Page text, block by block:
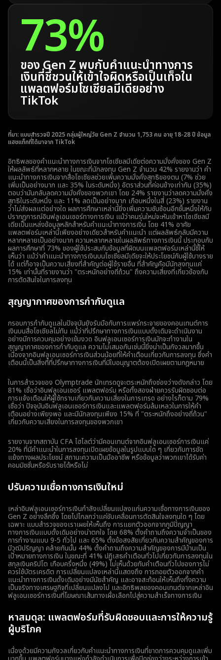
73%
ของ Gen Z พบกับคำแนะนำทางการ
เงินที่ชี้ชวนให้เข้าใจผิดหรือเป็นเท็จใน
แพลตฟอร์มโซเชียลมีเดียอย่าง
TikTok
ที่มา: แบบสำรวจปี 2025 กลุ่มผู้ใหญ่วัย Gen Z จำนวน 1,753 คน อายุ 18-28 ปี ข้อมูล
แฮชแท็กที่ได้มาจาก TikTok
อิทธิพลของคำแนะนำทางการเงินจากโซเชียลมีเดียต่อความมั่งคั่งของ Gen Z
ให้ผลลัพธ์ที่หลากหลาย ในขณะที่นักลงทุน Gen Z จำนวน 42% รายงานว่า คำ
แนะนำทางการเงินจากสื่อโซเชียลช่วยเพิ่มความมั่งคั่งสุทธิของตน (7% ช่วย
เพิ่มเป็นอย่างมาก และ 35% ในระดับหนึ่ง) อัตราส่วนที่ค่อนข้างเท่ากัน (35%)
ตอบว่ามันกลับลดความมั่งคั่งของพวกเขา โดย 24% รายงานว่าลดความมั่งคั่ง
สุทธิในระดับหนึ่ง และ 11% ลดเป็นอย่างมาก เกือบหนึ่งในสี่ (23%) รายงาน
ว่าไม่ส่งผลแต่อย่างใด ผลการศึกษาเหล่านี้ยิ่งเพิ่มความซับซ้อนอีกชั้นหนึ่งให้กับ
ปรากฏการณ์อินฟลูเอนเซอร์ทางการเงิน แม้ว่าคนรุ่นใหม่จะหันเข้าหาโซเชียลมี
เดียเป็นแหล่งข้อมูลหลักสำหรับคำแนะนำทางการเงิน โดย 41% อาศัย
แพลตฟอร์มเหล่านี้เพียงอย่างเดียวสำหรับคำแนะนำ แต่ผลลัพธ์กลับมีความ
หลากหลายเป็นอย่างมาก ความหลากหลายในผลลัพธ์ทางการเงินนี้ ประกอบกับ
ผลการศึกษาที่ 73% ของผู้ใช้ประสบกับข้อมูลที่ผิดบนแพลตฟอร์มเหล่านี้ชี้ให้
เห็นว่า แม้ว่าคำแนะนำทางการเงินบนโซเชียลมีเดียจะให้ประโยชน์กับผู้ใช้บางราย
ได้ แต่ก็อาจเป็นความเสี่ยงที่สำคัญต่อผู้ใช้รายอื่น ที่สำคัญคือมีนักลงทุนแค่
15% เท่านั้นที่รายงานว่า "ตระหนักอย่างถี่ถ้วน" ถึงความเสี่ยงที่เกี่ยวข้องกับ
การตัดสินใจในการลงทุน
สุญญากาศของการกำกับดูแล
กรอบการกำกับดูแลในปัจจุบันยังรับมือกับการแพร่กระจายของคอนเทนต์การ
เงินบนสื่อโซเชียลไม่ทัน แม้ว่าที่ปรึกษาทางการเงินแบบดั้งเดิมจะดำเนินงาน
อย่างมีการควบคุมอย่างเข้มงวด อินฟลูเอนเซอร์การเงินมักจะทำงานใน
สุญญากาศของการกำกับดูแล ความไม่เสมอกันเช่นนี้ยิ่งน่าเป็นกังวลมากขึ้น
เนื่องจากอินฟลูเอนเซอร์การเงินส่วนน้อยที่ให้คำเตือนเกี่ยวกับการลงทุน ซึ่งคำ
เตือนนี้เป็นสิ่งที่ที่ปรึกษาทางการเงินที่มีใบอนุญาตต้องเปิดเผยตามกฎหมาย
ในการสำรวจของ Olymptrade นักเทรดดูจะตระหนักถึงช่องว่างดังกล่าว โดย
81% เชื่อว่าอินฟลูเอนเซอร์ แพลตฟอร์ม หรือทั้งสองฝ่ายควรรับผิดชอบต่อ
การแจ้งเตือนให้ผู้ใช้ทราบเกี่ยวกับความเสี่ยงในการเทรด อย่างไรก็ตาม 79%
เชื่อว่า ปัจจุบันอินฟลูเอนเซอร์การเงินและแพลตฟอร์มล้มเหลวในการให้คำ
เตือนอย่างเพียงพอ และมีนักลงทุนเพียง 15% ที่ "ตระหนักถึงอย่างถี่ถ้วน"
เกี่ยวกับความเสี่ยงในการลงทุนของพวกเขา
รายงานจากสถาบัน CFA ไฮไลต์ว่ามีคอนเทนต์จากอินฟลูเอนเซอร์การเงินแค่
20% ที่มีคำแนะนำในการลงทุนเปิดเผยข้อมูลในรูปแบบใด ๆ เกี่ยวกับการขัด
แย้งทางผลประโยชน์ สถานะความเป็นมืออาชีพ หรือข้อมูลว่าพวกเขาได้รับค่า
คอมมิชชั่นหรือรับรายได้หรือไม่
ปรับความเชื่อทางการเงินใหม่
เหล่าอินฟลูเอนเซอร์การเงินกำลังเปลี่ยนแปลงแก่นความเชื่อทางการเงินของ
Gen Z อย่างลึกซึ้ง โดยไปไกลกว่าแค่ขับเคลื่อนการตัดสินใจลงทุนใด ๆ โดย
เฉพาะ แบบสำรวจของเราเผยให้เห็นถึง การแยกตัวออกจากภูมิปัญญา
ทางการเงินแบบดั้งเดิมอย่างน่าตกใจ โดย 68% ตั้งคำถามถึงความจำเป็นของ
การทำงานแบบ 9-5 ทั่วไป และ 65% ตั้งข้อสงสัยเกี่ยวกับความสำคัญของการ
มีวุฒิปริญญา คล้ายกันนั้น 44% ตั้งคำถามถึงความสำคัญของการมีบ้านเป็น
เป้าหมายทางการเงิน ในขณะที่ 41% ปฏิเสธคำเตือนทั่วไปเกี่ยวกับการลงทุนใน
สกุลเงินคริปโต เกือบครึ่งหนึ่ง (49%) ไม่เห็นด้วยกับคำเตือนทั่วไปของการไม่
ควรใช้บัตรเครดิต การเปลี่ยนแปลงเหล่านี้แสดงถึง การถอยตัวออกจากคำ
แนะนำทางการเงินดั้งเดิมอย่างมีนัยสำคัญ และอาจสะท้อนให้เห็นถึงทั้งความ
เป็นจริงทางเศรษฐกิจที่เปลี่ยนแปลงไป และอิทธิพลของคอนเทนต์จากเหล่าอิน
ฟลูเอนเซอร์การเงินที่โฆษณาเส้นทางเผื่อเลือกไปสู่ความสำเร็จทางการเงิน
หาสมดุล: แพลตฟอร์มที่รับผิดชอบและการให้ความรู้
ผู้บริโภค
เนื่องด้วยมีความกังวลเกี่ยวกับคำแนะนำทางการเงินที่ขาดการควบคุมดูแลเพิ่ม